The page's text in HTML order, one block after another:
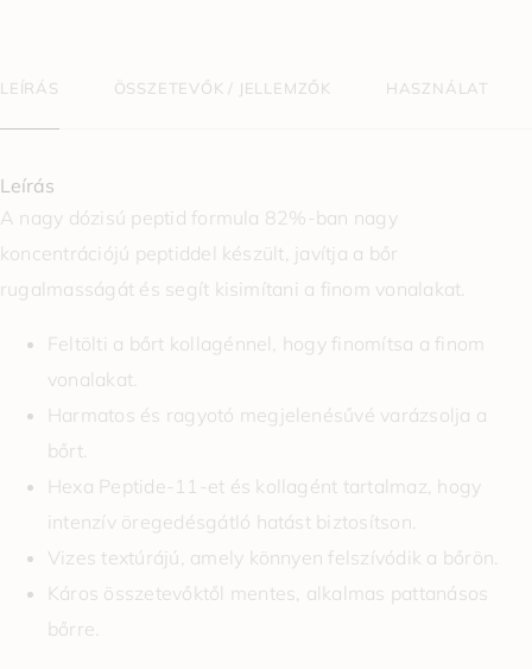
LEÍRÁS ÖSSZETEVŐK / JELLEMZŐK HASZNÁLAT
Leírás
A nagy dózisú peptid formula 82%-ban nagy
koncentrációjú peptiddel készült, javítja a bőr
rugalmasságát és segít kisimítani a finom vonalakat.
Feltölti a bőrt kollagénnel, hogy finomítsa a finom
vonalakat.
Harmatos és ragyotó megjelenésűvé varázsolja a
bőrt.
Hexa Peptide-11-et és kollagént tartalmaz, hogy
intenzív öregedésgátló hatást biztosítson.
Vizes textúrájú, amely könnyen felszívódik a bőrön.
Káros összetevőktől mentes, alkalmas pattanásos
bőrre.